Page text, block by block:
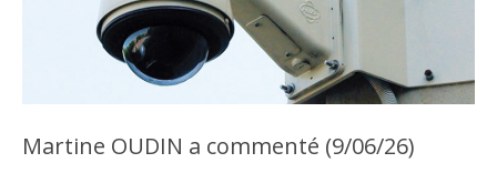
Martine OUDIN a commenté (9/06/26)